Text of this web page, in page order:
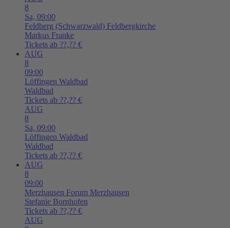
8
Sa, 09:00
Feldberg (Schwarzwald) Feldbergkirche
Markus Franke
Tickets ab ??,?? €
AUG
8
09:00
Löffingen Waldbad
Waldbad
Tickets ab ??,?? €
AUG
8
Sa, 09:00
Löffingen Waldbad
Waldbad
Tickets ab ??,?? €
AUG
8
09:00
Merzhausen Forum Merzhausen
Stefanie Bornhofen
Tickets ab ??,?? €
AUG